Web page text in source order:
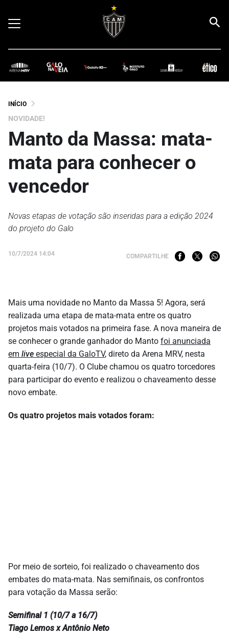
INÍCIO
NOVIDADE!
Manto da Massa: mata-
mata para conhecer o
vencedor
Novas etapas de votação são inseridas para a edição 2024
do projeto do Galo
10/7/2024 14:04 COMPARTILHE
Mais uma novidade no Manto da Massa 5! Agora, será
realizada uma etapa de mata-mata entre os quatro
projetos mais votados na primeira fase. A nova maneira de
se conhecer o grande ganhador do Manto foi anunciada
em live especial da GaloTV, direto da Arena MRV, nesta
quarta-feira (10/7). O Clube chamou os quatro torcedores
para participar do evento e realizou o chaveamento desse
novo embate.
Os quatro projetos mais votados foram:
Por meio de sorteio, foi realizado o chaveamento dos
embates do mata-mata. Nas semifinais, os confrontos
para votação da Massa serão:
Semifinal 1 (10/7 a 16/7)
Tiago Lemos x Antônio Neto